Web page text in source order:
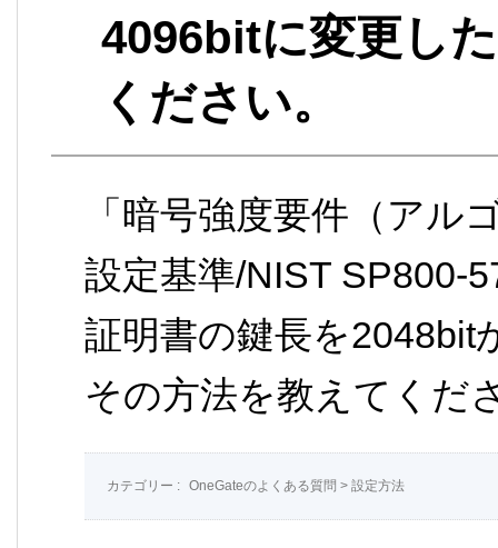
4096bitに変更し
ください。
「暗号強度要件（アル
設定基準/NIST SP800-
証明書の鍵長を2048bit
その方法を教えてくだ
カテゴリー : OneGateのよくある質問 > 設定方法